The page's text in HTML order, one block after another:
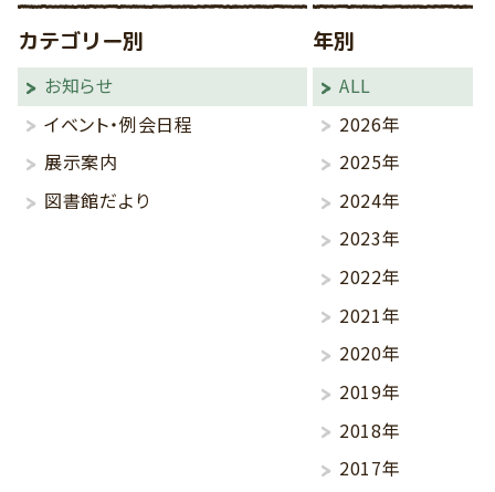
カテゴリー別
お知らせ
イベント・例会日程
展示案内
図書館だより
年別
ALL
2026年
2025年
2024年
2023年
2022年
2021年
2020年
2019年
2018年
2017年